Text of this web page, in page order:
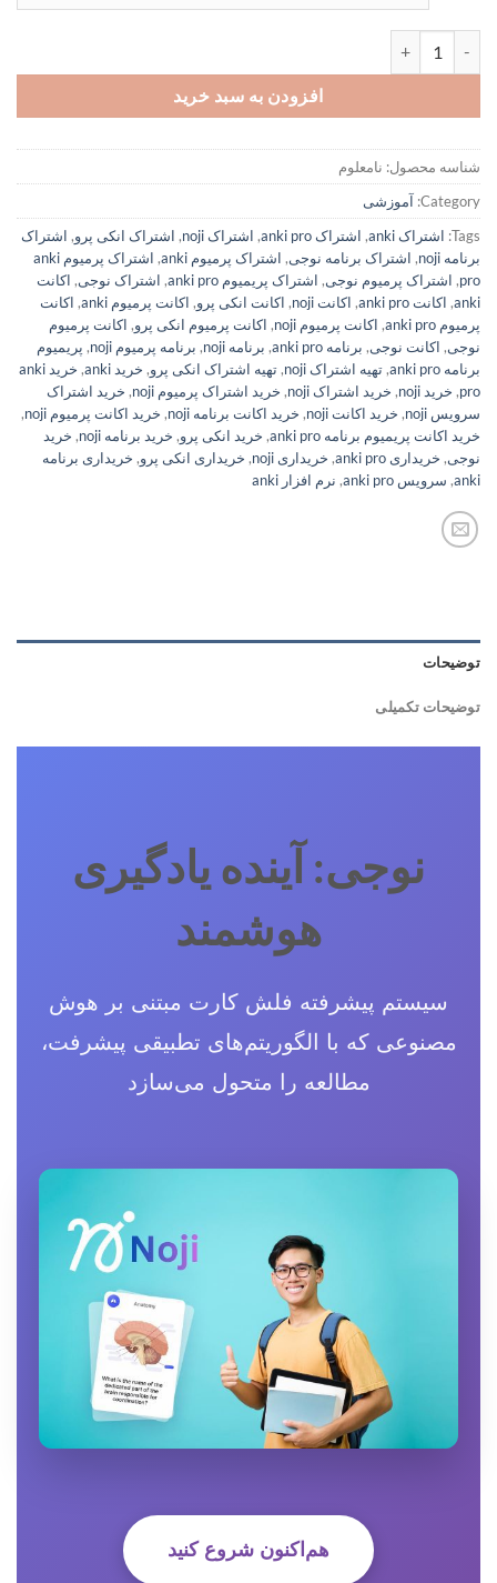
افزودن به سبد خرید
شناسه محصول: نامعلوم
Category: آموزشی
Tags: اشتراک anki , اشتراک anki pro , اشتراک noji , اشتراک انکی پرو, اشتراک
برنامه noji
, اشتراک برنامه نوجی, اشتراک پرمیوم anki ,
اشتراک پرمیوم anki
pro
, اشتراک پرمیوم نوجی, اشتراک پریمیوم anki pro , اشتراک نوجی, اکانت
anki
, اکانت anki pro , اکانت noji , اکانت انکی پرو, اکانت پرمیوم anki , اکانت
پرمیوم anki pro
, اکانت پرمیوم noji , اکانت پرمیوم انکی پرو, اکانت پرمیوم
نوجی, اکانت نوجی, برنامه anki pro , برنامه noji , برنامه پرمیوم noji , پریمیوم
برنامه anki pro
,تهیه اشتراک noji ,تهیه اشتراک انکی پرو, خرید anki ,
خرید anki
pro
, خرید noji , خرید اشتراک noji , خرید اشتراک پرمیوم noji , خرید اشتراک
سرویس noji
, خرید اکانت noji , خرید اکانت برنامه noji , خرید اکانت پرمیوم noji
,
خرید اکانت پریمیوم برنامه anki pro
, خرید انکی پرو, خرید برنامه noji , خرید
نوجی, خریداری anki pro , خریداری noji , خریداری انکی پرو, خریداری برنامه
anki
, سرویس anki pro , نرم افزار anki
توضیحات
توضیحات تکمیلی
نوجی: آینده یادگیری
هوشمند
سیستم پیشرفته فلش کارت مبتنی بر هوش
مصنوعی که با الگوریتم‌های تطبیقی پیشرفت،
مطالعه را متحول می‌سازد
هم‌اکنون شروع کنید